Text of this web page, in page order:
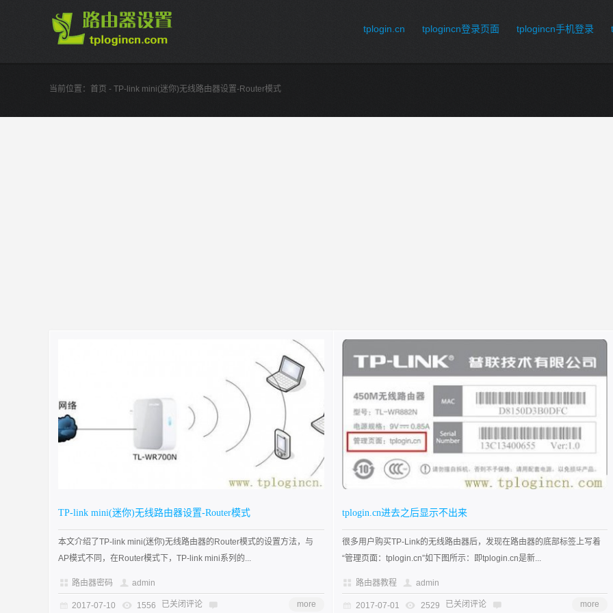
tplogin.cn tplogincn登录页面 tplogincn手机登录
当前位置： 首页 - TP-link mini(迷你)无线路由器设置-Router模式
TP-link mini(迷你)无线路由器设置-Router模式
本文介绍了TP-link mini(迷你)无线路由器的Router模式的设置方法，与
AP模式不同，在Router模式下，TP-link mini系列的...
路由器密码 admin
2017-07-10 1556 已关闭评论 more
tplogin.cn进去之后显示不出来
很多用户购买TP-Link的无线路由器后，发现在路由器的底部标签上写着
“管理页面：tplogin.cn”如下图所示：即tplogin.cn是新...
路由器教程 admin
2017-07-01 2529 已关闭评论 more